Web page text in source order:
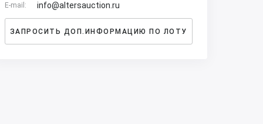
E-mail: info@altersauction.ru
ЗАПРОСИТЬ ДОП.ИНФОРМАЦИЮ ПО ЛОТУ